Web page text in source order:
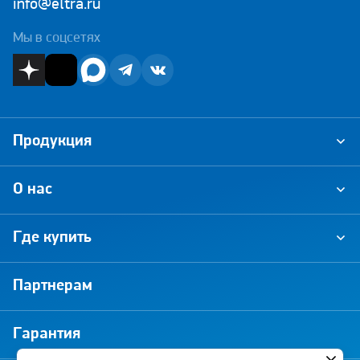
info@eltra.ru
Мы в соцсетях
О нас
Где купить
Партнерам
Гарантия
Продукция